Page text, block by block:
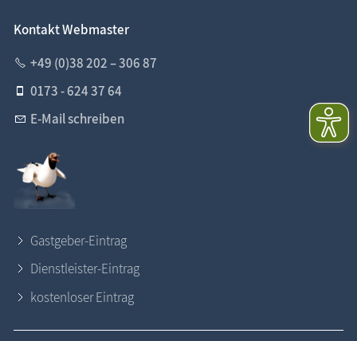
Kontakt Webmaster
+49 (0)38 202 – 306 87
0173 - 624 37 64
E-Mail schreiben
Gastgeber-Eintrag
Dienstleister-Eintrag
kostenloser Eintrag